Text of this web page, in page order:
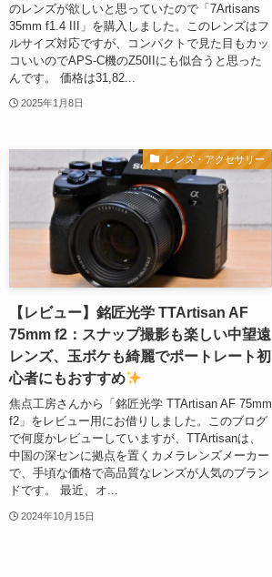
のレンズが欲しいと思っていたので「7Artisans
35mm f1.4 III」を購入しました。このレンズはフ
ルサイズ対応ですが、コンパクトで見た目もカッ
コいいのでAPS-C機のZ50IIにも似合うと思った
んです。 価格は31,82...
2025年1月8日
レンズ・アクセサリー
【レビュー】銘匠光学 TTArtisan AF
75mm f2：スナップ撮影も楽しい中望遠
レンズ、玉ボケも綺麗でポートレート初
心者にもおすすめ
焦点工房さんから「銘匠光学 TTArtisan AF 75mm
f2」をレビュー用にお借りしました。このブログ
で何度かレビューしていますが、TTArtisanは、
中国の深センに拠点を置くカメラレンズメーカー
で、手頃な価格で高品質なレンズが人気のブラン
ドです。 最近、オ...
2024年10月15日